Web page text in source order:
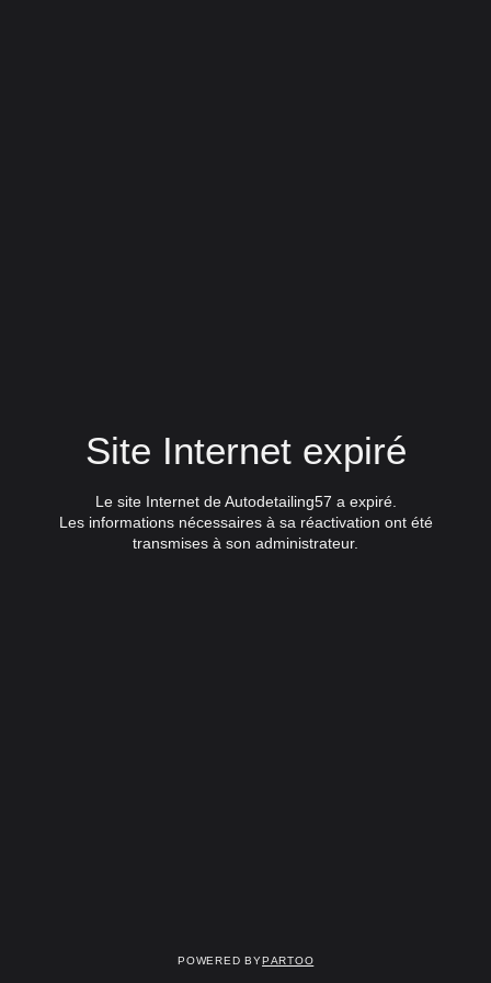
Site Internet expiré
Le site Internet de Autodetailing57 a expiré.
Les informations nécessaires à sa réactivation ont été
transmises à son administrateur.
Powered byPartoo